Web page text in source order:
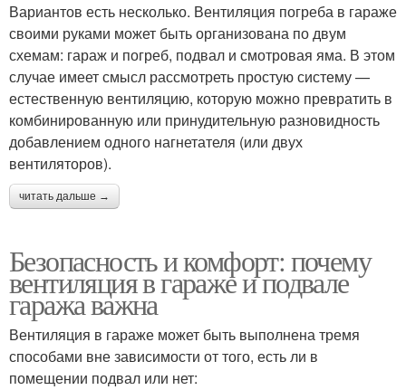
Вариантов есть несколько. Вентиляция погреба в гараже
своими руками может быть организована по двум
схемам: гараж и погреб, подвал и смотровая яма. В этом
случае имеет смысл рассмотреть простую систему —
естественную вентиляцию, которую можно превратить в
комбинированную или принудительную разновидность
добавлением одного нагнетателя (или двух
вентиляторов).
читать дальше →
Безопасность и комфорт: почему
вентиляция в гараже и подвале
гаража важна
Вентиляция в гараже может быть выполнена тремя
способами вне зависимости от того, есть ли в
помещении подвал или нет: